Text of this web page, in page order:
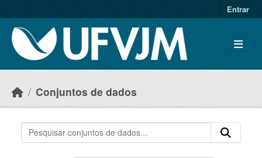
Entrar
Conjuntos de dados